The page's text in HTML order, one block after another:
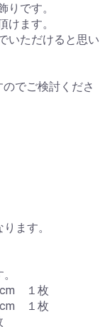
です。
ます。
いただけると思い
でご検討くださ
ます。
１枚
１枚